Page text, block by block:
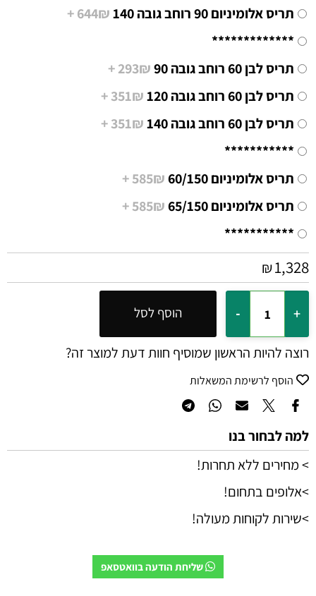
תריס אלומיניום 90 רוחב גובה 140
644₪ +
*************
תריס לבן 60 רוחב גובה 90
293₪ +
תריס לבן 60 רוחב גובה 120
351₪ +
תריס לבן 60 רוחב גובה 140
351₪ +
***********
תריס אלומיניום 60/150
585₪ +
תריס אלומיניום 65/150
585₪ +
***********
₪1,328
הוסף לסל
רוצה להיות הראשון שמוסיף חוות דעת למוצר זה?
הוסף לרשימת המשאלות
למה לבחור בנו
> מחירים ללא תחרות!
>אלופים בתחום!
>שירות לקוחות מעולה!
שליחת הודעה בוואטסאפ